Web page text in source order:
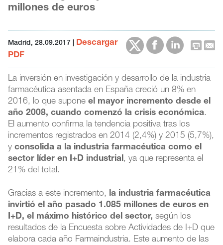
millones de euros
Madrid, 28.09.2017
Descargar
PDF
La inversión en investigación y desarrollo de la industria
farmacéutica asentada en España creció un 8% en
2016, lo que suponeel mayor incremento desde el
año 2008, cuando comenzó la crisis económica.
El aumento confirma la tendencia positiva tras los
incrementos registrados en 2014 (2,4%) y 2015 (5,7%),
yconsolida a la industria farmacéutica como el
sector líder en I+D industrial, ya que representa el
21% del total.
Gracias a este incremento, la industria farmacéutica
invirtió el año pasado 1.085 millones de euros en
I+D, el máximo histórico del sector, según los
resultados de la Encuesta sobre Actividades de I+D que
elabora cada año Farmaindustria. Este aumento de las